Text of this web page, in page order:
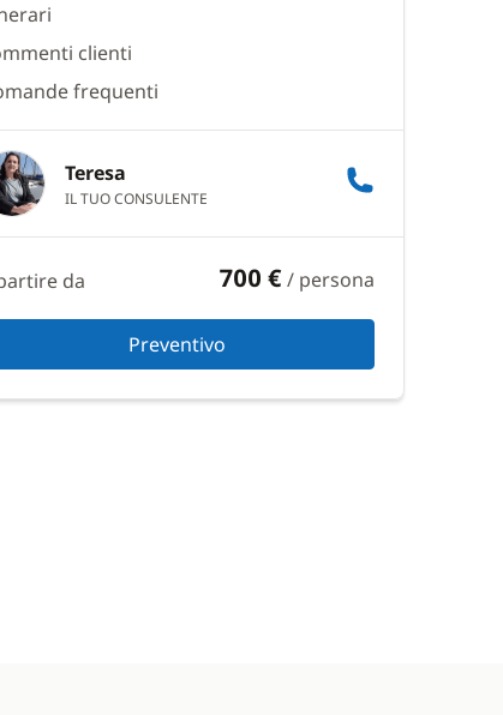
clienti
frequenti
Teresa
IL TUO CONSULENTE
da 700 €/ persona
Preventivo